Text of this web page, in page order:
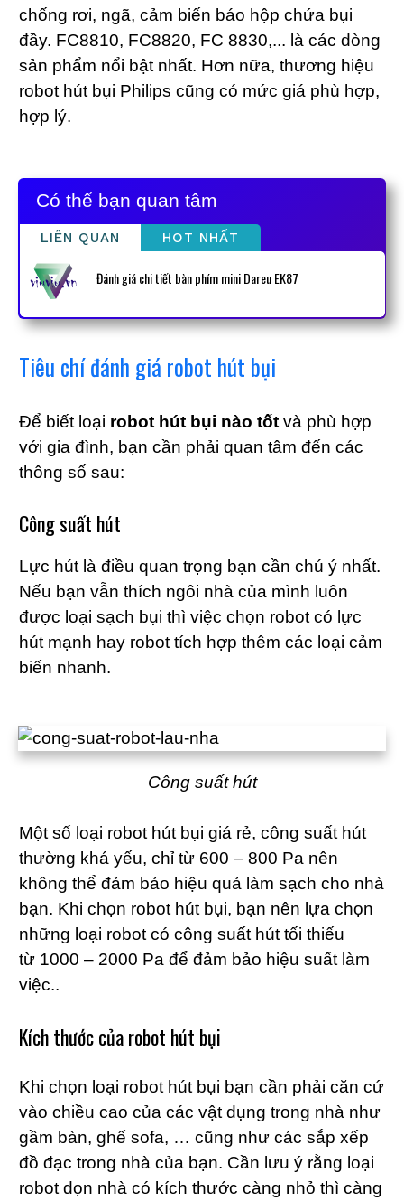
chống rơi, ngã, cảm biến báo hộp chứa bụi
đầy. FC8810, FC8820, FC 8830,... là các dòng
sản phẩm nổi bật nhất. Hơn nữa, thương hiệu
robot hút bụi Philips cũng có mức giá phù hợp,
hợp lý.
Có thể bạn quan tâm
LIÊN QUAN HOT NHẤT
Đánh giá chi tiết bàn phím mini Dareu EK87
Tiêu chí đánh giá robot hút bụi
Để biết loại robot hút bụi nào tốt và phù hợp
với gia đình, bạn cần phải quan tâm đến các
thông số sau:
Công suất hút
Lực hút là điều quan trọng bạn cần chú ý nhất.
Nếu bạn vẫn thích ngôi nhà của mình luôn
được loại sạch bụi thì việc chọn robot có lực
hút mạnh hay robot tích hợp thêm các loại cảm
biến nhanh.
Công suất hút
Một số loại robot hút bụi giá rẻ, công suất hút
thường khá yếu, chỉ từ 600 – 800 Pa nên
không thể đảm bảo hiệu quả làm sạch cho nhà
bạn. Khi chọn robot hút bụi, bạn nên lựa chọn
những loại robot có công suất hút tối thiếu
từ 1000 – 2000 Pa để đảm bảo hiệu suất làm
việc..
Kích thước của robot hút bụi
Khi chọn loại robot hút bụi bạn cần phải căn cứ
vào chiều cao của các vật dụng trong nhà như
gầm bàn, ghế sofa, … cũng như các sắp xếp
đồ đạc trong nhà của bạn. Cần lưu ý rằng loại
robot dọn nhà có kích thước càng nhỏ thì càng